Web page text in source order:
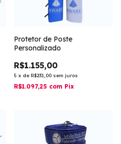
Protetor de Poste
Personalizado
R$1.155,00
5 x de R$231,00 sem juros
R$1.097,25 com Pix